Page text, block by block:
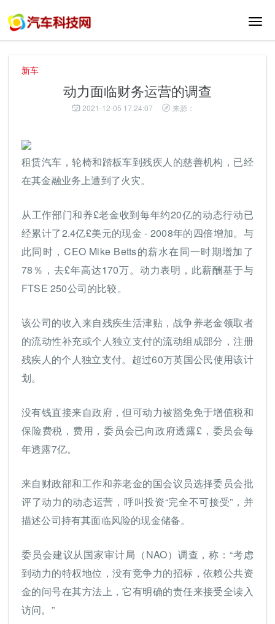
切
新车
动力面临财务运营的调查
2021-12-05 17:24:07 来源：
租赁汽车，轮椅和踏板车到残疾人的慈善机构，已经
在其金融业务上遭到了火灾。
从工作部门和养£老金收到每年约20亿的动态行动已
经累计了2.4亿£美元的现金 - 2008年的四倍增加。与
此同时，CEO Mike Betts的薪水在同一时期增加了
78％，去£年高达170万。动力表明，此薪酬基于与
FTSE 250公司的比较。
该公司的收入来自残疾生活津贴，战争养老金领取者
的流动性补充或个人独立支付的流动组成部分，注册
残疾人的个人独立支付。超过60万英国公民使用该计
划。
没有钱直接来自政府，但可动力被豁免免于增值税和
保险费税，费用，委员会已向政府透露£，委员会每
年透露7亿。
来自财政部和工作和养老金的国会议员选择委员会批
评了动力的动态运营，呼叫投资“完全不可接受”，并
描述公司持有其面临风险的现金储备。
委员会建议从国家审计局（NAO）调查，称：“考虑
到动力的特权地位，没有竞争力的招标，依赖公共资
金的问号在其方法上，它有明确的责任来接受全读入
访问。”